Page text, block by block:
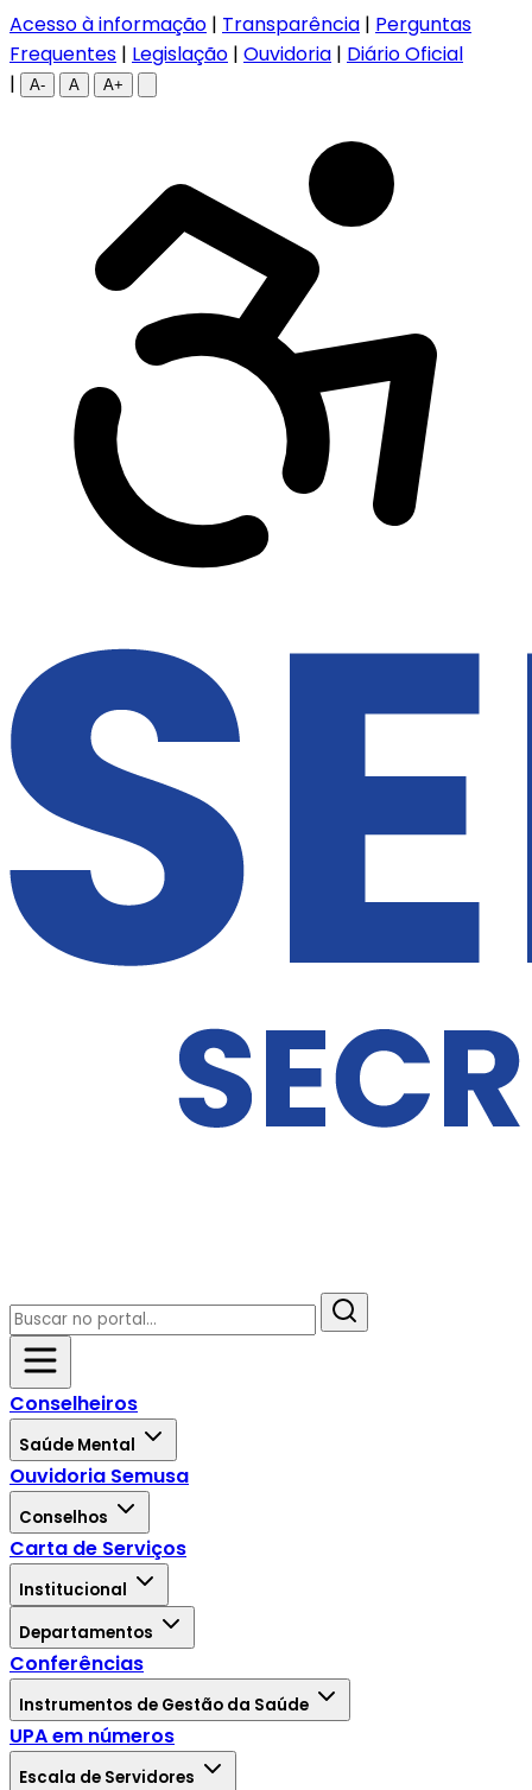
Acesso à informação | Transparência | Perguntas
Frequentes | Legislação | Ouvidoria | Diário Oficial
|
A- A A+
Conselheiros
Saúde Mental
Ouvidoria Semusa
Conselhos
Carta de Serviços
Institucional
Departamentos
Conferências
Instrumentos de Gestão da Saúde
UPA em números
Escala de Servidores